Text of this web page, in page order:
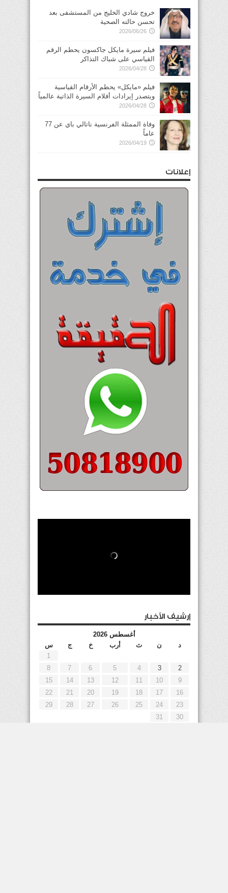
خروج شادي الخليج من المستشفى بعد
تحسن حالته الصحية
2026/06/26
فيلم سيرة مايكل جاكسون يحطم الرقم
القياسي على شباك التذاكر
2026/04/28
فيلم «مايكل» يحطم الأرقام القياسية
ويتصدر إيرادات أفلام السيرة الذاتية عالمياً
2026/04/28
وفاة الممثلة الفرنسية ناتالي باي عن 77
عاماً
2026/04/19
إعلانات
إرشيف الأخبار
أغسطس 2026
د
ن ث أرب خ ج
س
1
2
3
4
5
6
7
8
9
10
11
12
13
14
15
16
17
18
19
20
21
22
23
24
25
26
27
28
29
30
31